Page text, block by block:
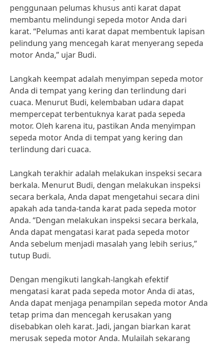
penggunaan pelumas khusus anti karat dapat
membantu melindungi sepeda motor Anda dari
karat. “Pelumas anti karat dapat membentuk lapisan
pelindung yang mencegah karat menyerang sepeda
motor Anda,” ujar Budi.
Langkah keempat adalah menyimpan sepeda motor
Anda di tempat yang kering dan terlindung dari
cuaca. Menurut Budi, kelembaban udara dapat
mempercepat terbentuknya karat pada sepeda
motor. Oleh karena itu, pastikan Anda menyimpan
sepeda motor Anda di tempat yang kering dan
terlindung dari cuaca.
Langkah terakhir adalah melakukan inspeksi secara
berkala. Menurut Budi, dengan melakukan inspeksi
secara berkala, Anda dapat mengetahui secara dini
apakah ada tanda-tanda karat pada sepeda motor
Anda. “Dengan melakukan inspeksi secara berkala,
Anda dapat mengatasi karat pada sepeda motor
Anda sebelum menjadi masalah yang lebih serius,”
tutup Budi.
Dengan mengikuti langkah-langkah efektif
mengatasi karat pada sepeda motor Anda di atas,
Anda dapat menjaga penampilan sepeda motor Anda
tetap prima dan mencegah kerusakan yang
disebabkan oleh karat. Jadi, jangan biarkan karat
merusak sepeda motor Anda. Mulailah sekarang